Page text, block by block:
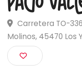
Pago
Carretera TO-
Molinos, 45470